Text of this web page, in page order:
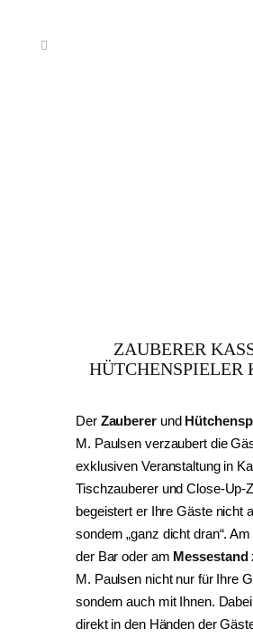
ZAUBERER
HÜTCHENSPIELER
Der Zaubererund
M. Paulsen verzaubert die
exklusiven Veranstaltung in
Tischzauberer und Close-Up-
begeistert er Ihre Gäste nicht
sondern „ganz dicht dran“.
der Bar oder am Messestand
M. Paulsen nicht nur für Ihre
sondern auch mit Ihnen.
direkt in den Händen der